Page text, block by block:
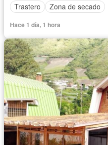
Trastero
Zona de secado
Hace 1 día, 1 hora